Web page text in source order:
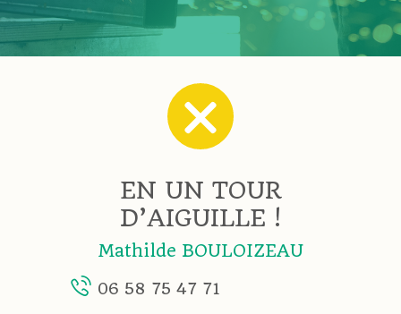
EN UN TOUR
D’AIGUILLE !
Mathilde BOULOIZEAU
06 58 75 47 71